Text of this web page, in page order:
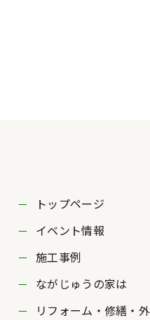
トップページ
イベント情報
施工事例
ながじゅうの家は
リフォーム・修繕・